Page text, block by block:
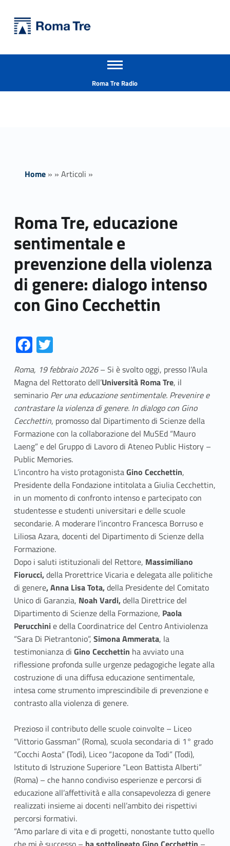
Apri il menu secondario
Roma Tre Radio
Home» » Articoli »
Roma Tre, educazione
sentimentale e
prevenzione della violenza
di genere: dialogo intenso
con Gino Cecchettin
Fa
ce
b
o
o
k
T
w
itt
er
Roma, 19 febbraio 2026– Si è svolto oggi, presso l’Aula
Magna del Rettorato dell’Università Roma Tre, il
seminario Per una educazione sentimentale. Prevenire e
contrastare la violenza di genere. In dialogo con Gino
Cecchettin, promosso dal Dipartimento di Scienze della
Formazione con la collaborazione del MuSEd “Mauro
Laeng” e del Gruppo di Lavoro di Ateneo Public History –
Public Memories.
L’incontro ha visto protagonistaGino Cecchettin,
Presidente della Fondazione intitolata a Giulia Cecchettin,
in un momento di confronto intenso e partecipato con
studentesse e studenti universitari e delle scuole
secondarie. A moderare l’incontro Francesca Borruso e
Liliosa Azara, docenti del Dipartimento di Scienze della
Formazione.
Dopo i saluti istituzionali del Rettore, Massimiliano
Fiorucci,della Prorettrice Vicaria e delegata alle politiche
di genere, Anna Lisa Tota,della Presidente del Comitato
Unico di Garanzia, Noah Vardi,della Direttrice del
Dipartimento di Scienze della Formazione, Paola
Perucchinie della Coordinatrice del Centro Antiviolenza
“Sara Di Pietrantonio”, Simona Ammerata, la
testimonianza di Gino Cecchettin ha avviato una
riflessione profonda sulle urgenze pedagogiche legate alla
costruzione di una diffusa educazione sentimentale,
intesa come strumento imprescindibile di prevenzione e
contrasto alla violenza di genere.
Prezioso il contributo delle scuole coinvolte – Liceo
“Vittorio Gassman” (Roma), scuola secondaria di 1° grado
“Cocchi Aosta” (Todi), Liceo “Jacopone da Todi” (Todi),
Istituto di Istruzione Superiore “Leon Battista Alberti”
(Roma) – che hanno condiviso esperienze e percorsi di
educazione all’affettività e alla consapevolezza di genere
realizzati insieme ai docenti nell’ambito dei rispettivi
percorsi formativi.
“Amo parlare di vita e di progetti, nonostante tutto quello